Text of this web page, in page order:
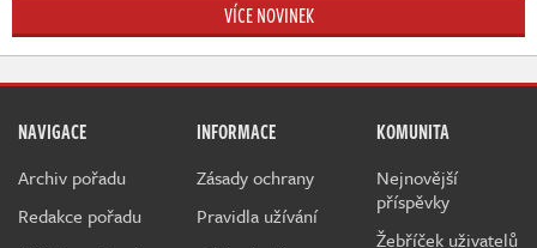
VÍCE NOVINEK
NAVIGACE
Archiv pořadu
Redakce pořadu
INFORMACE
Zásady ochrany
Pravidla užívání
KOMUNITA
Nejnovější
příspěvky
Žebříček uživatelů